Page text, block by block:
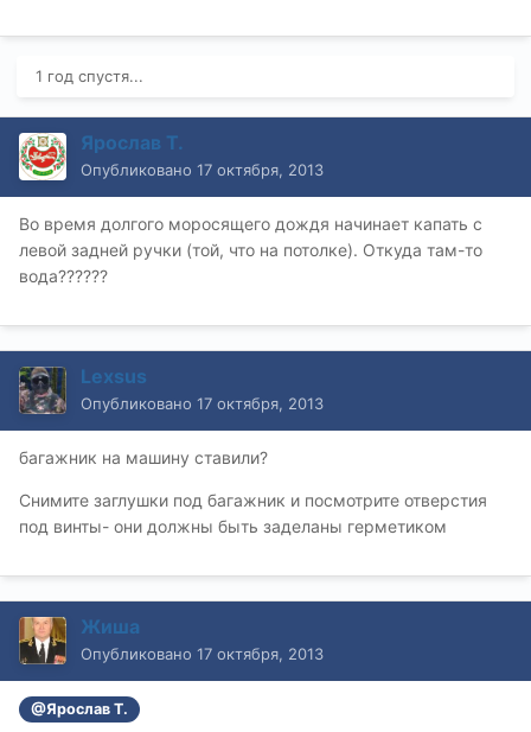
1 год спустя...
Ярослав Т.
Опубликовано 17 октября, 2013
Во время долгого моросящего дождя начинает капать с
левой задней ручки (той, что на потолке). Откуда там-то
вода??????
Lexsus
Опубликовано 17 октября, 2013
багажник на машину ставили?
Снимите заглушки под багажник и посмотрите отверстия
под винты- они должны быть заделаны герметиком
Жиша
Опубликовано 17 октября, 2013
@Ярослав Т.